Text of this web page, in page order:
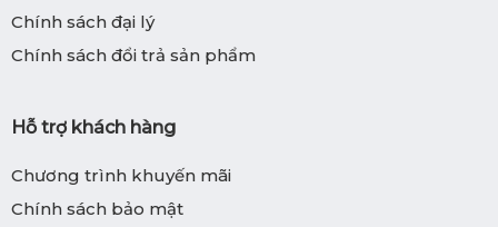
Chính sách đại lý
Chính sách đổi trả sản phẩm
Hỗ trợ khách hàng
Chương trình khuyến mãi
Chính sách bảo mật